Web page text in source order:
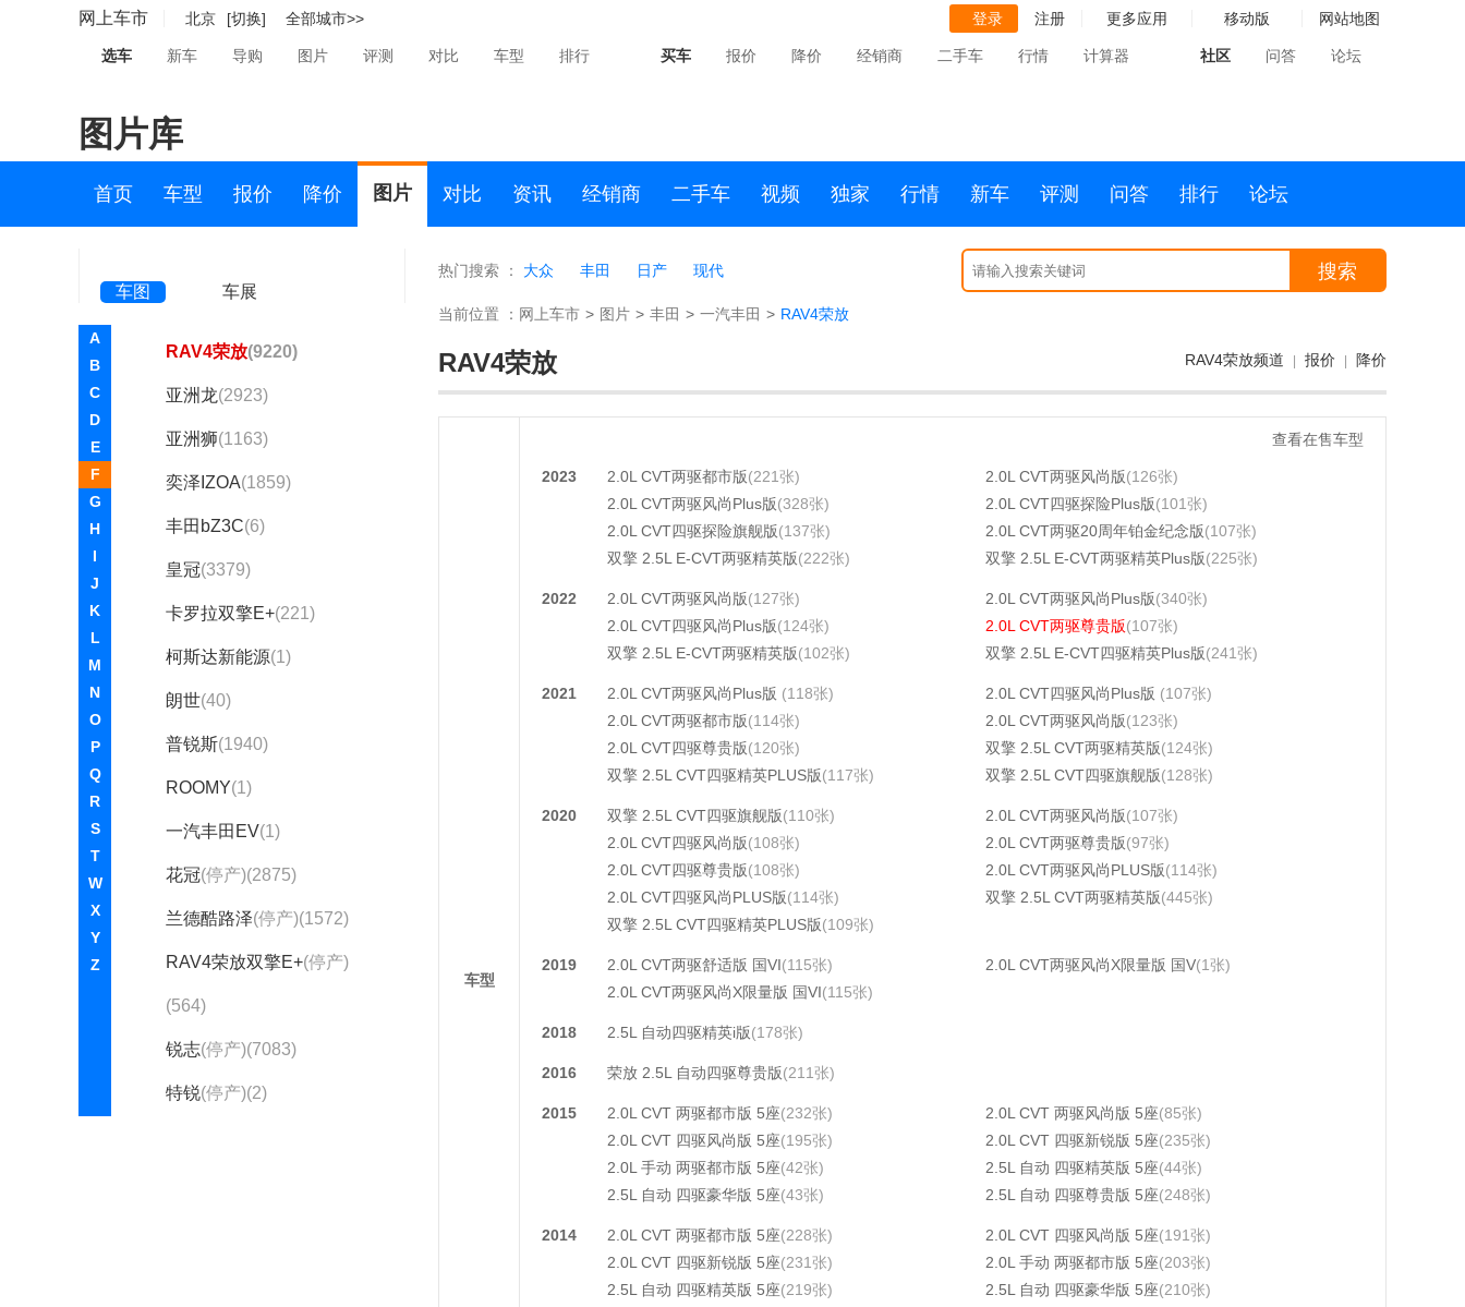
网上车市 北京 [切换] 全部城市>> 登录 注册 更多应用 移动版 网站地图
选车 新车 导购 图片 评测 对比 车型 排行 买车 报价 降价 经销商 二手车 行情 计算器 社区 问答 论坛
图片库
首页 车型 报价 降价 图片 对比 资讯 经销商 二手车 视频 独家 行情 新车 评测 问答 排行 论坛
车图 车展
A
B
C
D
E
F
G
H
I
J
K
L
M
N
O
P
Q
R
S
T
W
X
Y
Z
格瑞维亚(1611)
卡罗拉
RAV4荣放(9220)
亚洲龙(2923)
亚洲狮(1163)
奕泽IZOA(1859)
丰田bZ3C(6)
皇冠(3379)
卡罗拉双擎E+(221)
柯斯达新能源(1)
朗世(40)
普锐斯(1940)
ROOMY(1)
一汽丰田EV(1)
花冠(停产)(2875)
兰德酷路泽(停产)(1572)
RAV4荣放双擎E+(停产)
(564)
锐志(停产)(7083)
特锐(停产)(2)
热门搜索 ： 大众 丰田 日产 现代 搜索
当前位置 ： 网上车市 > 图片 > 丰田 > 一汽丰田 > RAV4荣放
RAV4荣放 RAV4荣放频道 报价 降价
车型
查看在售车型
2023 2.0L CVT两驱都市版(221张) 2.0L CVT两驱风尚版(126张)
2.0L CVT两驱风尚Plus版(328张) 2.0L CVT四驱探险Plus版(101张)
2.0L CVT四驱探险旗舰版(137张) 2.0L CVT两驱20周年铂金纪念版(107张)
双擎 2.5L E-CVT两驱精英版(222张) 双擎 2.5L E-CVT两驱精英Plus版(225张)
2022 2.0L CVT两驱风尚版(127张) 2.0L CVT两驱风尚Plus版(340张)
2.0L CVT四驱风尚Plus版(124张) 2.0L CVT两驱尊贵版(107张)
双擎 2.5L E-CVT两驱精英版(102张) 双擎 2.5L E-CVT四驱精英Plus版(241张)
2021 2.0L CVT两驱风尚Plus版 (118张) 2.0L CVT四驱风尚Plus版 (107张)
2.0L CVT两驱都市版(114张) 2.0L CVT两驱风尚版(123张)
2.0L CVT四驱尊贵版(120张) 双擎 2.5L CVT两驱精英版(124张)
双擎 2.5L CVT四驱精英PLUS版(117张) 双擎 2.5L CVT四驱旗舰版(128张)
2020 双擎 2.5L CVT四驱旗舰版(110张) 2.0L CVT两驱风尚版(107张)
2.0L CVT四驱风尚版(108张) 2.0L CVT两驱尊贵版(97张)
2.0L CVT四驱尊贵版(108张) 2.0L CVT两驱风尚PLUS版(114张)
2.0L CVT四驱风尚PLUS版(114张) 双擎 2.5L CVT两驱精英版(445张)
双擎 2.5L CVT四驱精英PLUS版(109张)
2019 2.0L CVT两驱舒适版 国VI(115张) 2.0L CVT两驱风尚X限量版 国V(1张)
2.0L CVT两驱风尚X限量版 国VI(115张)
2018 2.5L 自动四驱精英i版(178张)
2016 荣放 2.5L 自动四驱尊贵版(211张)
2015 2.0L CVT 两驱都市版 5座(232张) 2.0L CVT 两驱风尚版 5座(85张)
2.0L CVT 四驱风尚版 5座(195张) 2.0L CVT 四驱新锐版 5座(235张)
2.0L 手动 两驱都市版 5座(42张) 2.5L 自动 四驱精英版 5座(44张)
2.5L 自动 四驱豪华版 5座(43张) 2.5L 自动 四驱尊贵版 5座(248张)
2014 2.0L CVT 两驱都市版 5座(228张) 2.0L CVT 四驱风尚版 5座(191张)
2.0L CVT 四驱新锐版 5座(231张) 2.0L 手动 两驱都市版 5座(203张)
2.5L 自动 四驱精英版 5座(219张) 2.5L 自动 四驱豪华版 5座(210张)